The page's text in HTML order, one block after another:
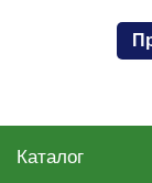
Каталог